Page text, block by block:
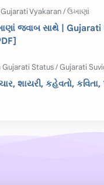
Gujarati
Lekhan
જવાબ સાથે |
શાયરી, કહેવતો,